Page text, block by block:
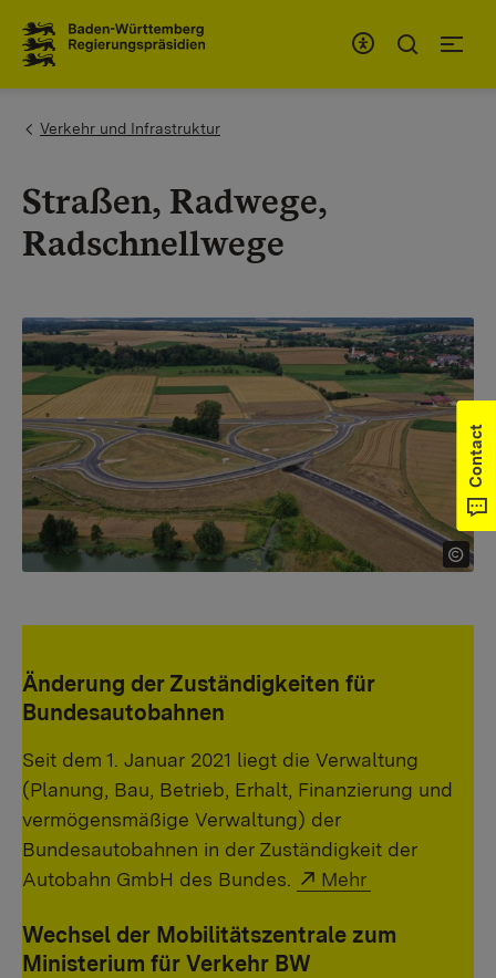
You are here:
Verkehr und Infrastruktur
Straßen, Radwege,
Radschnellwege
Änderung der Zuständigkeiten für
Bundesautobahnen
Seit dem 1. Januar 2021 liegt die Verwaltung
(Planung, Bau, Betrieb, Erhalt, Finanzierung und
vermögensmäßige Verwaltung) der
Bundesautobahnen in der Zuständigkeit der
Autobahn GmbH des Bundes.
External link:
Mehr
Wechsel der Mobilitätszentrale zum
Ministerium für Verkehr BW
Contact